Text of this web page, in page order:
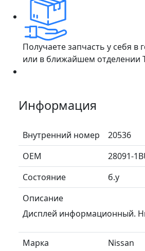
Получаете запчасть у себя в
или в ближайшем отделении
Информация
Внутренний номер
20536
ОЕМ
28091-
Состояние
б.у
Описание
Дисплей информационный.
Марка
Nissan